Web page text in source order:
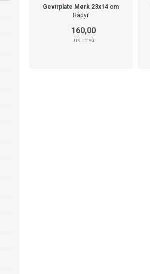
Gevirplate Mørk 23x14 cm
Rådyr
160,00
Ink. mva